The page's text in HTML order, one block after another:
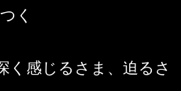
く
く感じるさま、迫るさ